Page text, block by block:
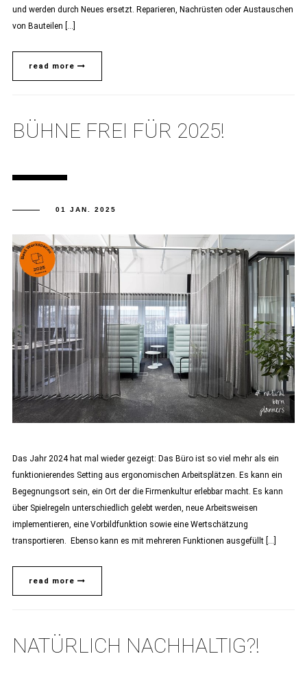
und werden durch Neues ersetzt. Reparieren, Nachrüsten oder Austauschen
von Bauteilen […]
read more
BÜHNE FREI FÜR 2025!
01 JAN. 2025
Das Jahr 2024 hat mal wieder gezeigt: Das Büro ist so viel mehr als ein
funktionierendes Setting aus ergonomischen Arbeitsplätzen. Es kann ein
Begegnungsort sein, ein Ort der die Firmenkultur erlebbar macht. Es kann
über Spielregeln unterschiedlich gelebt werden, neue Arbeitsweisen
implementieren, eine Vorbildfunktion sowie eine Wertschätzung
transportieren. Ebenso kann es mit mehreren Funktionen ausgefüllt […]
read more
NATÜRLICH NACHHALTIG?!